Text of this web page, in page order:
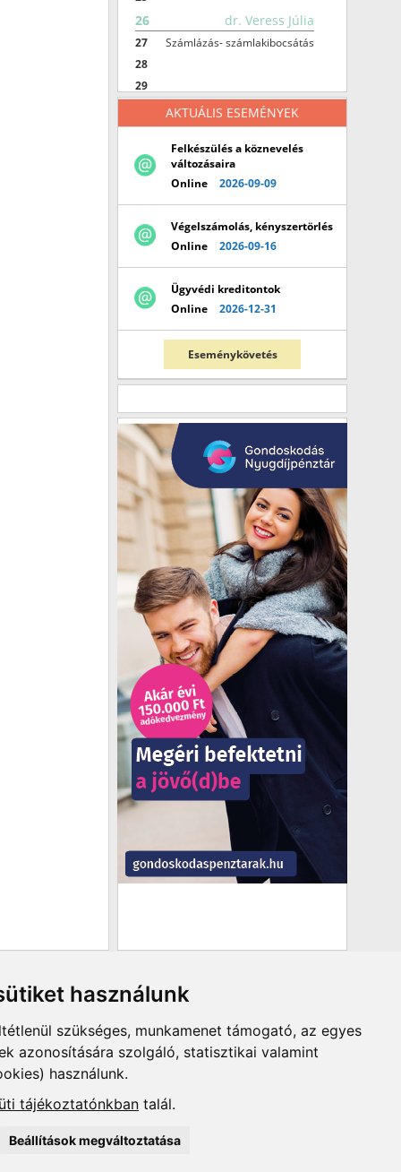
használunk
szükséges, munkamenet támogató, az egyes
azonosítására szolgáló, statisztikai valamint
használunk.
tájékoztatónkban talál.
Beállítások megváltoztatása
26 dr. Veress Júlia
27
28
29
31
Számlázás- számlakibocsátás
32 dr. Ferge Zsigmond
33
36
39
termékértékesítések
AKTUÁLIS ESEMÉNYEK
Felkészülés a köznevelés
változásaira
Online
2026-09-09
Végelszámolás, kényszertörlés
Online
2026-09-16
Ügyvédi kreditontok
Online
2026-12-31
Eseménykövetés
feltételek-Szerződési feltételek